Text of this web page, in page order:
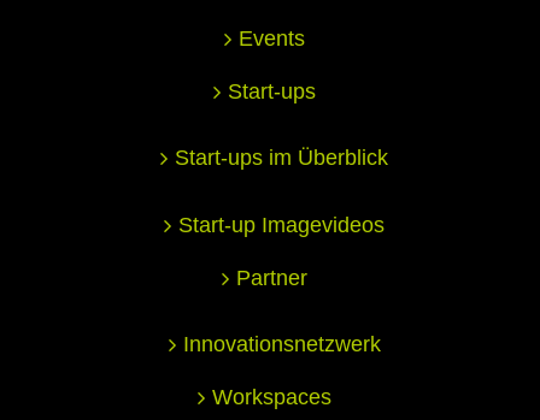
Events
Start-ups
Start-ups im Überblick
Start-up Imagevideos
Partner
Innovationsnetzwerk
Workspaces